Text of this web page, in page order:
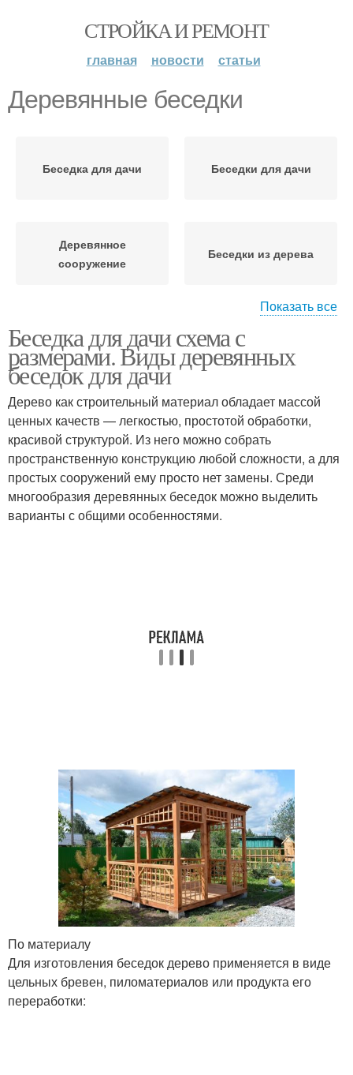
СТРОЙКА И РЕМОНТ
главная новости статьи
Деревянные беседки
Беседка для дачи Беседки для дачи
Деревянное
сооружение
Беседки из дерева
Готовая беседка
Показать все
Беседка для дачи схема с
размерами. Виды деревянных
беседок для дачи
Дерево как строительный материал обладает массой
ценных качеств — легкостью, простотой обработки,
красивой структурой. Из него можно собрать
пространственную конструкцию любой сложности, а для
простых сооружений ему просто нет замены. Среди
многообразия деревянных беседок можно выделить
варианты с общими особенностями.
По материалу
Для изготовления беседок дерево применяется в виде
цельных бревен, пиломатериалов или продукта его
переработки: